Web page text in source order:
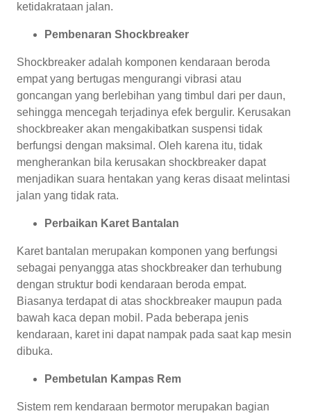
ketidakrataan jalan.
Pembenaran Shockbreaker
Shockbreaker adalah komponen kendaraan beroda
empat yang bertugas mengurangi vibrasi atau
goncangan yang berlebihan yang timbul dari per daun,
sehingga mencegah terjadinya efek bergulir. Kerusakan
shockbreaker akan mengakibatkan suspensi tidak
berfungsi dengan maksimal. Oleh karena itu, tidak
mengherankan bila kerusakan shockbreaker dapat
menjadikan suara hentakan yang keras disaat melintasi
jalan yang tidak rata.
Perbaikan Karet Bantalan
Karet bantalan merupakan komponen yang berfungsi
sebagai penyangga atas shockbreaker dan terhubung
dengan struktur bodi kendaraan beroda empat.
Biasanya terdapat di atas shockbreaker maupun pada
bawah kaca depan mobil. Pada beberapa jenis
kendaraan, karet ini dapat nampak pada saat kap mesin
dibuka.
Pembetulan Kampas Rem
Sistem rem kendaraan bermotor merupakan bagian